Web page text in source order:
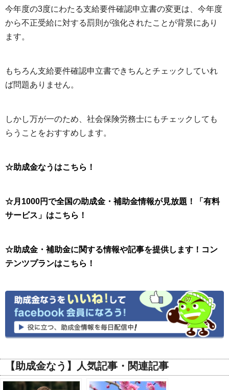
今年度の3度にわたる支給要件確認申立書の変更は、今年度
から不正受給に対する罰則が強化されたことが背景にあり
ます。
もちろん支給要件確認申立書できちんとチェックしていれ
ば問題ありません。
しかし万が一のため、社会保険労務士にもチェックしても
らうことをおすすめします。
☆助成金なうはこちら！
☆月1000円で全国の助成金・補助金情報が見放題！「有料
サービス」はこちら！
☆助成金・補助金に関する情報や記事を提供します！コン
テンツプランはこちら！
【助成金なう】人気記事・関連記事